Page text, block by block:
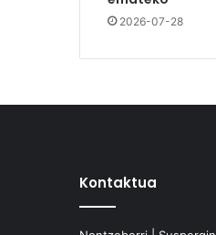
2026-07-28
Kontaktua